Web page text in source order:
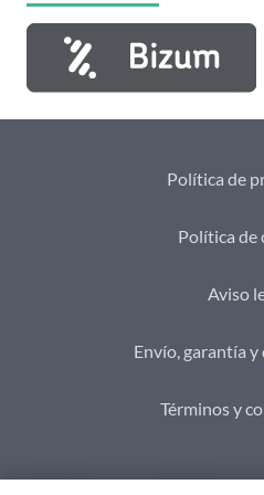
Política de
Política de
Aviso
Envío, garantía
Términos y